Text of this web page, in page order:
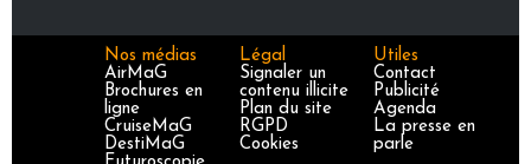
Nos médias
AirMaG
Brochures en
ligne
CruiseMaG
DestiMaG
Légal
Signaler un
contenu illicite
Plan du site
RGPD
Cookies
Utiles
Contact
Publicité
Agenda
La presse en
parle